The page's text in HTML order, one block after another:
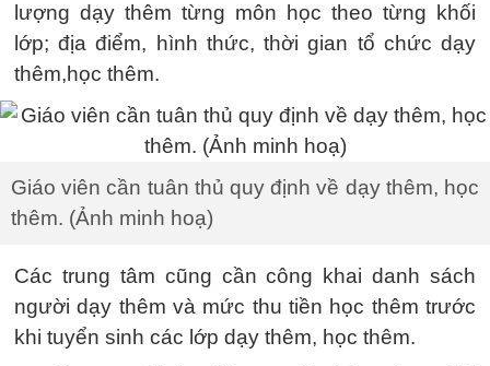
lượng dạy thêm từng môn học theo từng khối
lớp; địa điểm, hình thức, thời gian tổ chức dạy
thêm,học thêm.
Giáo viên cần tuân thủ quy định về dạy thêm, học
thêm. (Ảnh minh hoạ)
Các trung tâm cũng cần công khai danh sách
người dạy thêm và mức thu tiền học thêm trước
khi tuyển sinh các lớp dạy thêm, học thêm.